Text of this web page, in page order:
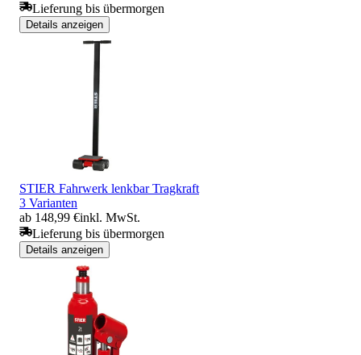
Lieferung bis übermorgen
Details anzeigen
STIER Fahrwerk lenkbar Tragkraft
3 Varianten
ab 148,99 €inkl. MwSt.
Lieferung bis übermorgen
Details anzeigen